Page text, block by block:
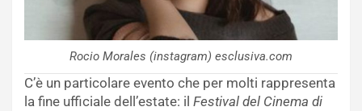
Rocio Morales (instagram) esclusiva.com
C’è un particolare evento che per molti rappresenta
la fine ufficiale dell’estate: il Festival del Cinema di